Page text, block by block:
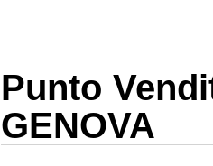
Punto
GENOVA